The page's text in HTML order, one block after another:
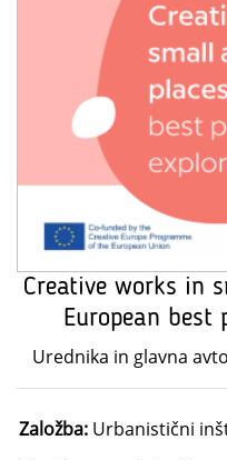
Creative works in
European best
Urednika in glavna
Založba: Urbanistični